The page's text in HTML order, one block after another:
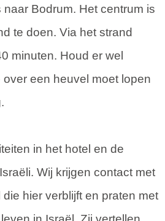
Bodrum. Het centrum is
te doen. Via het strand
minuten. Houd er wel
een heuvel moet lopen
in het hotel en de
Wij krijgen contact met
hier verblijft en praten met